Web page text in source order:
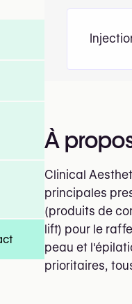
À
Clinical
principales
(produits de
lift) pour le
peau et
prioritaires,